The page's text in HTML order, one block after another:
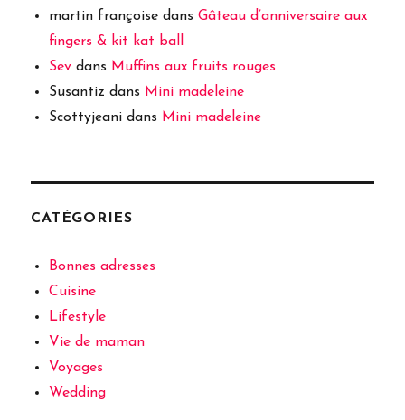
martin françoise dansGâteau d’anniversaire aux
fingers & kit kat ball
Sev dans Muffins aux fruits rouges
Susantiz dans Mini madeleine
Scottyjeani dans Mini madeleine
CATÉGORIES
Bonnes adresses
Cuisine
Lifestyle
Vie de maman
Voyages
Wedding